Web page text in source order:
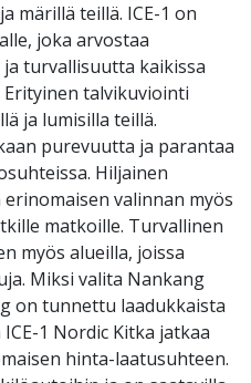
märillä teillä. ICE-1 on
joka arvostaa
turvallisuutta kaikissa
Erityinen talvikuviointi
ja lumisilla teillä.
purevuutta ja parantaa
Hiljainen
valinnan myös
matkoille. Turvallinen
myös alueilla, joissa
Miksi valita Nankang
on tunnettu laadukkaista
1 Nordic Kitka jatkaa
hinta-laatusuhteen.